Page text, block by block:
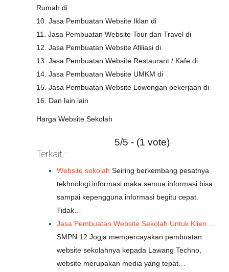
Rumah di
10. Jasa Pembuatan Website Iklan di
11. Jasa Pembuatan Website Tour dan Travel di
12. Jasa Pembuatan Website Afiliasi di
13. Jasa Pembuatan Website Restaurant / Kafe di
14. Jasa Pembuatan Website UMKM di
15. Jasa Pembuatan Website Lowongan pekerjaan di
16. Dan lain lain
Harga Website Sekolah
5/5 - (1 vote)
Terkait :
Website sekolah Seiring berkembang pesatnya
tekhnologi informasi maka semua informasi bisa
sampai kepengguna informasi begitu cepat.
Tidak…
Jasa Pembuatan Website Sekolah Untuk Klien…
SMPN 12 Jogja mempercayakan pembuatan
website sekolahnya kepada Lawang Techno,
website merupakan media yang tepat…